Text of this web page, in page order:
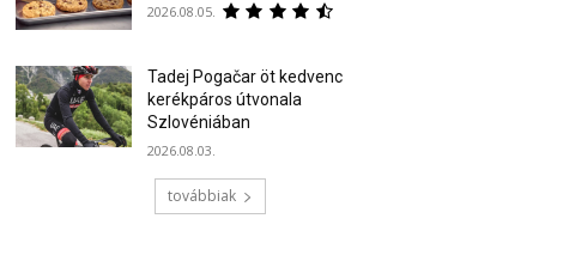
2026.08.05.
Tadej Pogačar öt kedvenc
kerékpáros útvonala
Szlovéniában
2026.08.03.
továbbiak